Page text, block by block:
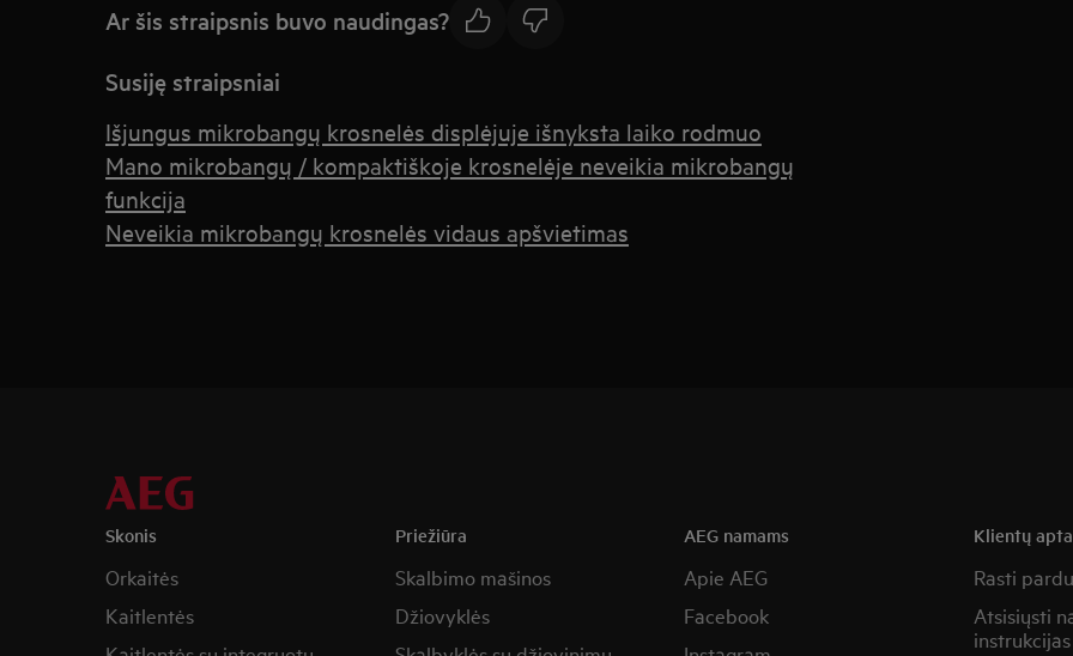
Ar šis straipsnis buvo naudingas?
Susiję straipsniai
Išjungus mikrobangų krosnelės displėjuje išnyksta laiko rodmuo
Mano mikrobangų / kompaktiškoje krosnelėje neveikia mikrobangų
funkcija
Neveikia mikrobangų krosnelės vidaus apšvietimas
Skonis
Orkaitės
Kaitlentės
Priežiūra
Skalbimo mašinos
Džiovyklės
AEG namams
Apie AEG
Facebook
Klientų
Rasti
Atsisiųsti
instrukcijas